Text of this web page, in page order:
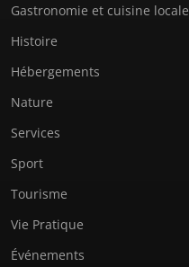
Gastronomie et cuisine locale
Histoire
Hébergements
Nature
Services
Sport
Tourisme
Vie Pratique
Événements